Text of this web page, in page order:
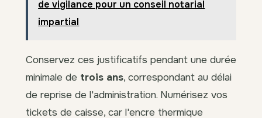
de vigilance pour un conseil notarial
impartial
Conservez ces justificatifs pendant une durée
minimale de trois ans, correspondant au délai
de reprise de l'administration. Numérisez vos
tickets de caisse, car l'encre thermique